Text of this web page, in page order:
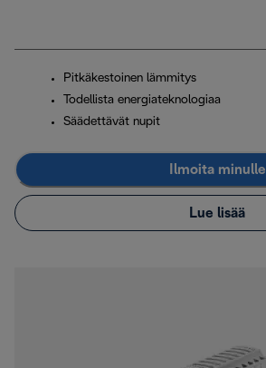
Pitkäkestoinen lämmitys
Todellista energiateknologiaa
Säädettävät nupit
Ilmoita minulle
Lue lisää